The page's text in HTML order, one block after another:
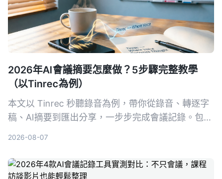
2026年AI會議摘要怎麼做？5步驟完整教學
（以Tinrec為例）
本文以 Tinrec 秒聽錄音為例，帶你從錄音、轉逐字
稿、AI摘要到匯出分享，一步步完成會議記錄。包含
2026-08-07